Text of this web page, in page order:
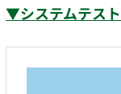
▼システムテス